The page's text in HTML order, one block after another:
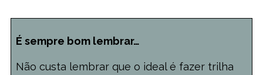
É sempre bom lembrar…
Não custa lembrar que o ideal é fazer trilha